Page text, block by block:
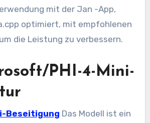
mit der Jan -App,
optimiert, mit empfohlenen
die Leistung zu verbessern.
PHI-4-Mini-
Beseitigung Das Modell ist ein